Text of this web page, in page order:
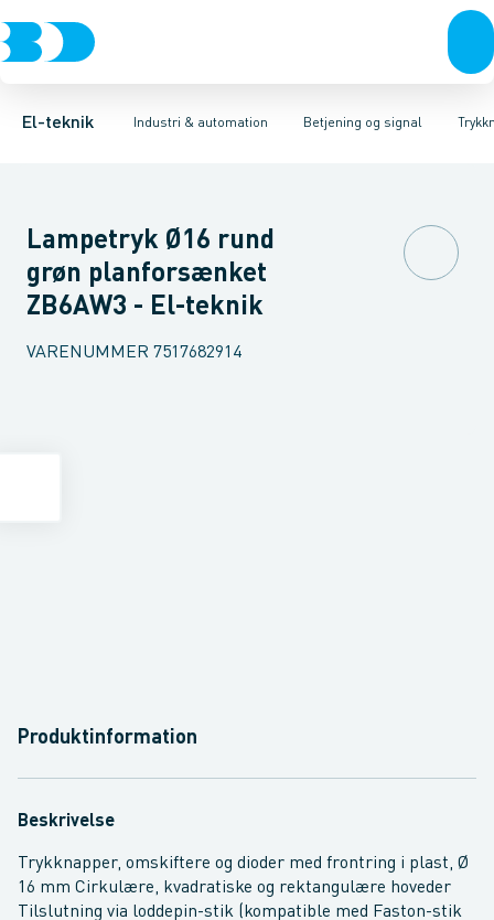
El-teknik Industri & automation
Afbrydere, stikkontakter & lampeudtagForgreningsmateriel
Betjening og signal
Industristiksystemer Frekvensomformere og softstartere
TrykknaphovedLystårn element, optiskTilslutningsmodul
Lampetryk Ø16 rund
grøn planforsænket
ZB6AW3 - El-teknik
VARENUMMER 7517682914
Produktinformation
Beskrivelse
Trykknapper, omskiftere og dioder med frontring i plast, Ø
16 mm Cirkulære, kvadratiske og rektangulære hoveder
Tilslutning via loddepin-stik (kompatible med Faston-stik